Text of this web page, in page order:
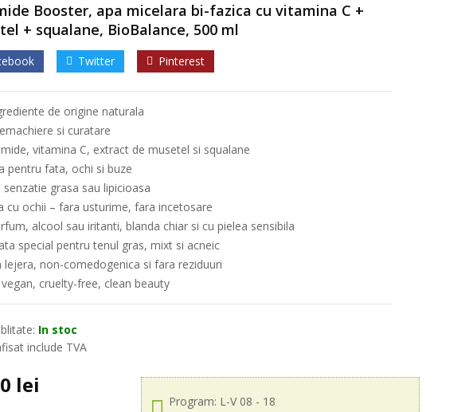
Booster, apa micelara bi-fazica cu vitamina C +
+ squalane, BioBalance, 500 ml
Twitter Pinterest
de origine naturala
si curatare
vitamina C, extract de musetel si squalane
pentru fata, ochi si buze
senzatie grasa sau lipicioasa
cu ochii – fara usturime, fara incetosare
alcool sau iritanti, blanda chiar si cu pielea sensibila
special pentru tenul gras, mixt si acneic
lejera, non-comedogenica si fara reziduuri
cruelty-free, clean beauty
In stoc
include TVA
Program: L-V 08 - 18
lei